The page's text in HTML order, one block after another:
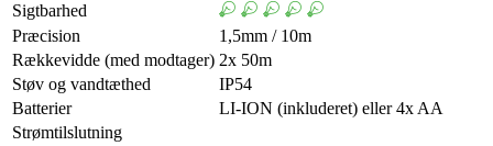
Sigtbarhed
Præcision
1,5mm / 10m
Rækkevidde (med modtager) 2x 50m
Støv og vandtæthed
IP54
Batterier
LI-ION (inkluderet) eller 4x AA
Strømtilslutning